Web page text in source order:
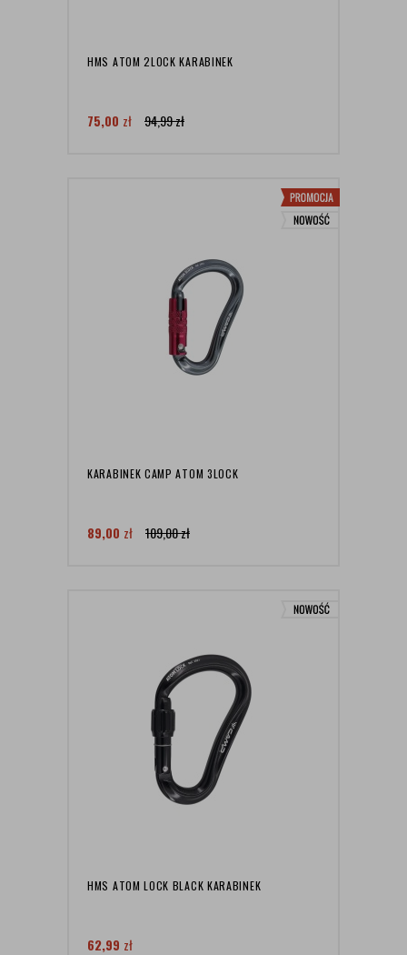
HMS ATOM 2LOCK KARABINEK
75,00 zł 94,99zł
KARABINEK CAMP ATOM 3LOCK
89,00 zł 109,00zł
HMS ATOM LOCK BLACK KARABINEK
62,99 zł